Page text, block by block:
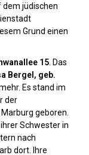
dem jüdischen
Grund einen
15 . Das
Bergel, geb.
Es stand im
der
geboren.
Schwester in
nach
dort. Ihre